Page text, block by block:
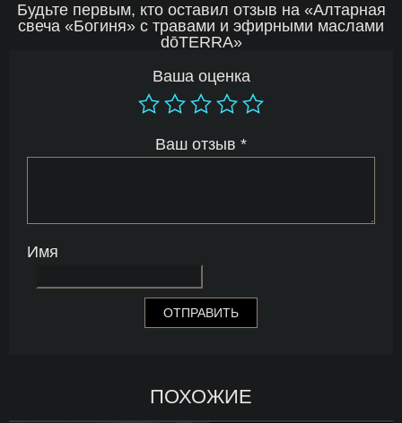
Будьте первым, кто оставил отзыв на «Алтарная
свеча «Богиня» с травами и эфирными маслами
dōTERRA»
Ваша оценка
Ваш отзыв *
Имя
ПОХОЖИЕ